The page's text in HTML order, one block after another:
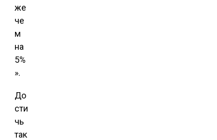
же
че
м
на
5%
».
До
сти
чь
так